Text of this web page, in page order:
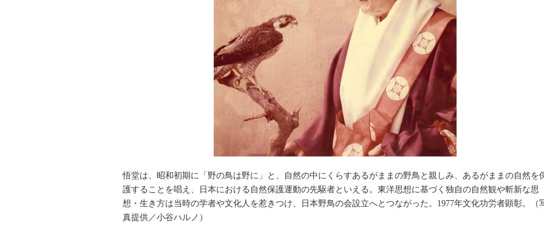
悟堂は、昭和初期に「野の鳥は野に」と、自然の中にくらすあるがままの野鳥と親しみ、あるがままの自然を
護することを唱え、日本における自然保護運動の先駆者といえる。東洋思想に基づく独自の自然観や斬新な思
想・生き方は当時の学者や文化人を惹きつけ、日本野鳥の会設立へとつながった。1977年文化功労者顕彰。（
真提供／小谷ハルノ）